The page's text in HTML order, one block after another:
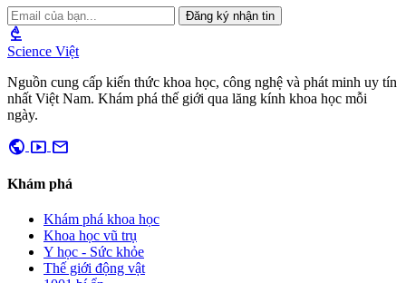
Đăng ký nhận tin
biotech
Science Việt
Nguồn cung cấp kiến thức khoa học, công nghệ và phát minh uy tín
nhất Việt Nam. Khám phá thế giới qua lăng kính khoa học mỗi
ngày.
public smart_display mail
Khám phá
Khám phá khoa học
Khoa học vũ trụ
Y học - Sức khỏe
Thế giới động vật